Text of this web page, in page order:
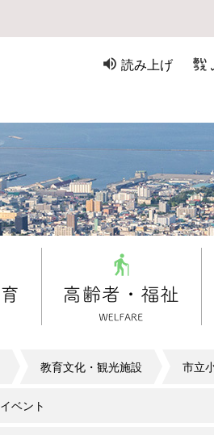
読み上げ
教育文化・観光施設 市立
イベント